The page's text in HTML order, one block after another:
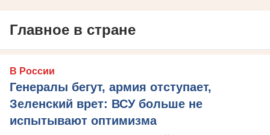
Главное в стране
В России
Генералы бегут, армия отступает,
Зеленский врет: ВСУ больше не
испытывают оптимизма